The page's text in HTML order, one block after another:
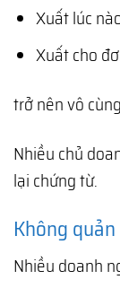
Xuất lúc
Xuất cho
trở nên vô
Nhiều chủ
lại chứng từ.
Không
Nhiều doanh